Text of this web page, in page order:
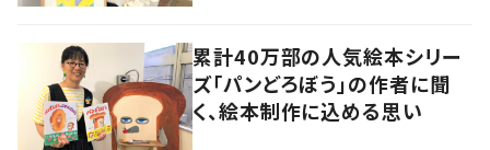
累計40万部の人気絵本シリー
ズ「パンどろぼう」の作者に聞
く、絵本制作に込める思い